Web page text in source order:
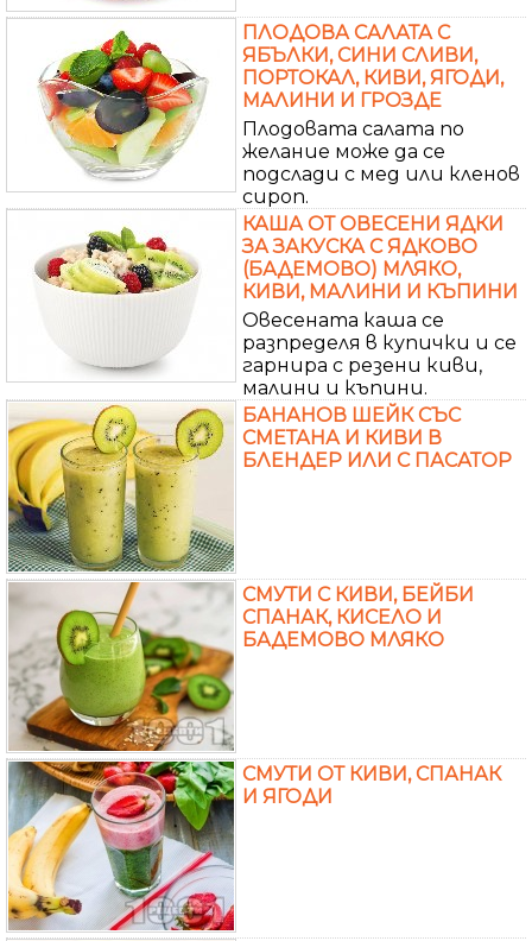
ПЛОДОВА САЛАТА С
ЯБЪЛКИ, СИНИ СЛИВИ,
ПОРТОКАЛ, КИВИ, ЯГОДИ,
МАЛИНИ И ГРОЗДЕ
Плодовата салата по
желание може да се
подслади с мед или кленов
сироп.
КАША ОТ ОВЕСЕНИ ЯДКИ
ЗА ЗАКУСКА С ЯДКОВО
(БАДЕМОВО) МЛЯКО,
КИВИ, МАЛИНИ И КЪПИНИ
Овесената каша се
разпределя в купички и се
гарнира с резени киви,
малини и къпини.
БАНАНОВ ШЕЙК СЪС
СМЕТАНА И КИВИ В
БЛЕНДЕР ИЛИ С ПАСАТОР
СМУТИ С КИВИ, БЕЙБИ
СПАНАК, КИСЕЛО И
БАДЕМОВО МЛЯКО
СМУТИ ОТ КИВИ, СПАНАК
И ЯГОДИ